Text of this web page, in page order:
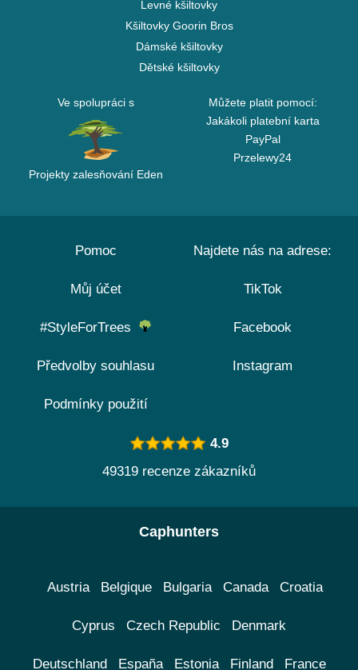
Levné kšiltovky
Kšiltovky Goorin Bros
Dámské kšiltovky
Dětské kšiltovky
Ve spolupráci s
Projekty zalesňování Eden
Můžete platit pomocí:
Jakákoli platební karta
PayPal
Przelewy24
Pomoc
Můj účet
#StyleForTrees
Předvolby souhlasu
Podmínky použití
Najdete nás na adrese:
TikTok
Facebook
Instagram
4.9
49319 recenze zákazníků
Caphunters
Austria Belgique Bulgaria Canada Croatia
Cyprus Czech Republic Denmark
Deutschland España Estonia Finland France